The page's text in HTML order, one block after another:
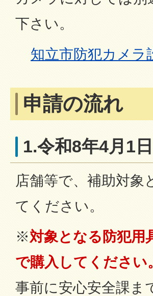
下さい。
知立市防犯カメラ
申請の流れ
1.令和8年4月1
店舗等で、補助対象
てください。
※対象となる防犯用
で購入してください
事前に安心安全課ま